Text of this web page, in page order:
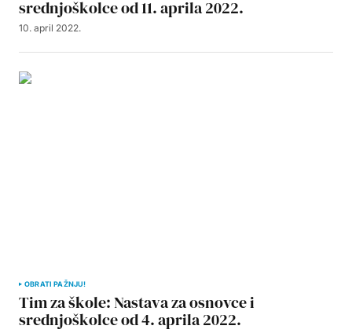
srednjoškolce od 11. aprila 2022.
10. april 2022.
OBRATI PAŽNJU!
Tim za škole: Nastava za osnovce i
srednjoškolce od 4. aprila 2022.